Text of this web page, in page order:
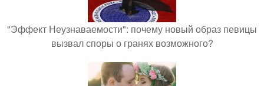
"Эффект Неузнаваемости": почему новый образ певицы
вызвал споры о гранях возможного?